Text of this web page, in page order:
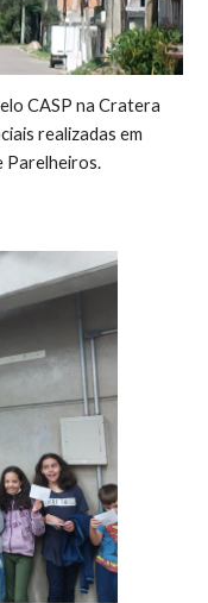
CASP na Cratera
realizadas em
Parelheiros.